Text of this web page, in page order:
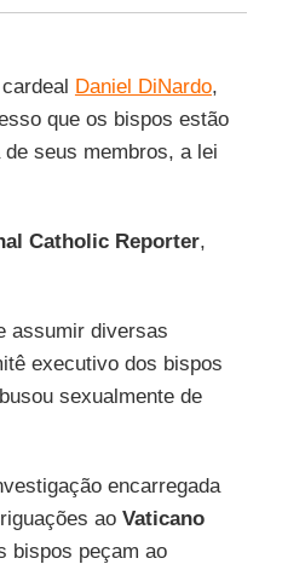
Daniel DiNardo,
que os bispos estão
seus membros, a lei
Catholic Reporter,
assumir diversas
executivo dos bispos
sexualmente de
encarregada
ao Vaticano
bispos peçam ao